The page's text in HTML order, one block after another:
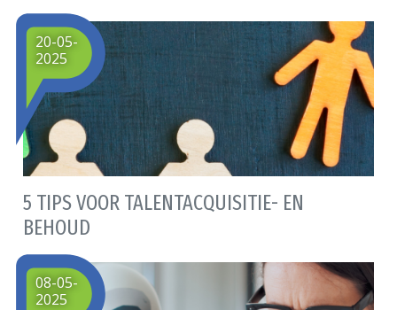
5 TIPS VOOR TALENTACQUISITIE- EN
BEHOUD
20-05-
2025
08-05-
2025